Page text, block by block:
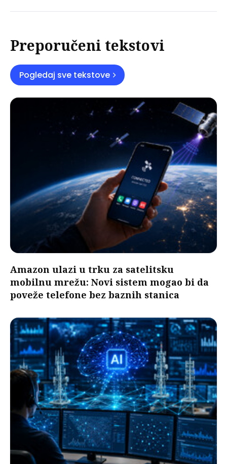
Preporučeni tekstovi
Pogledaj sve tekstove
Amazon ulazi u trku za satelitsku
mobilnu mrežu: Novi sistem mogao bi da
poveže telefone bez baznih stanica